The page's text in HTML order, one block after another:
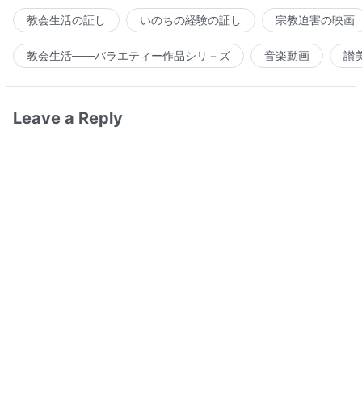
教会生活の証し いのちの経験の証し 宗教迫害の映画
教会生活――バラエティー作品シリ－ズ 音楽動画 讃
Leave a Reply